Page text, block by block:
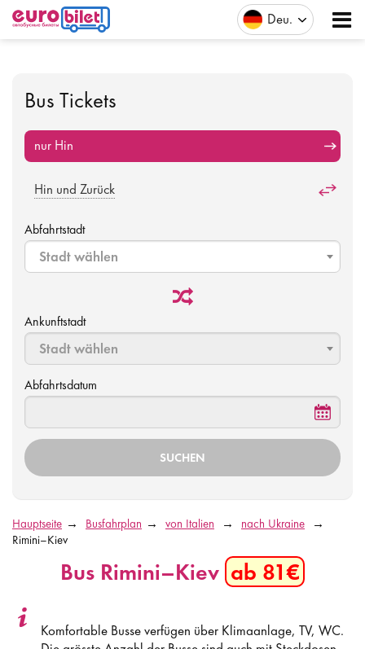
Deu
Bus Tickets
nur Hin
Hin und Zurück
Abfahrtstadt
Stadt wählen
Ankunftstadt
Stadt wählen
Abfahrtsdatum
Hauptseite Busfahrplan von Italien
nach Ukraine
Rimini–Kiev
Bus Rimini–Kiev ab 81€
Komfortable Busse verfügen über Klimaanlage, TV, WC.